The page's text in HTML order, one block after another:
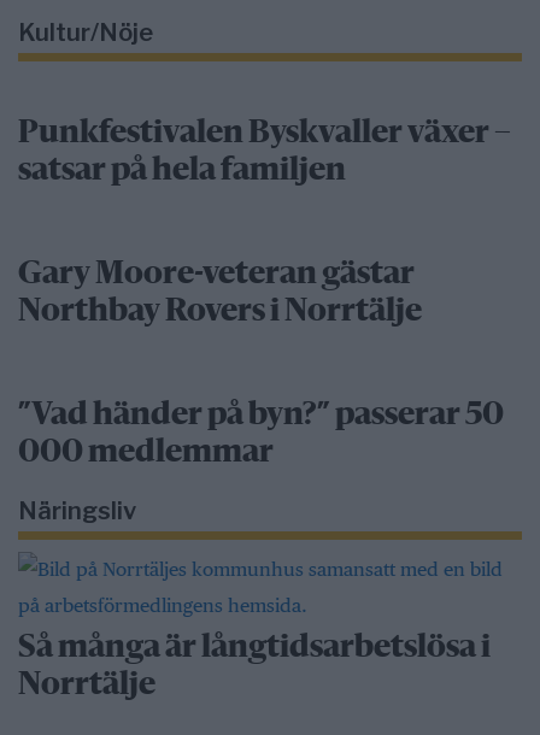
Kultur/Nöje
Punkfestivalen Byskvaller växer –
satsar på hela familjen
Gary Moore-veteran gästar
Northbay Rovers i Norrtälje
”Vad händer på byn?” passerar 50
000 medlemmar
Näringsliv
Så många är långtidsarbetslösa i
Norrtälje